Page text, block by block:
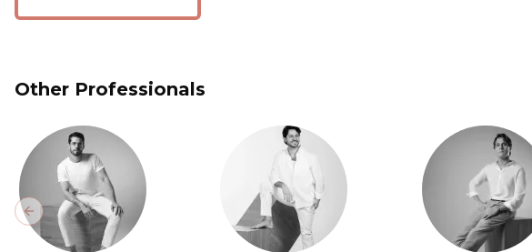
Other Professionals
Previous slide